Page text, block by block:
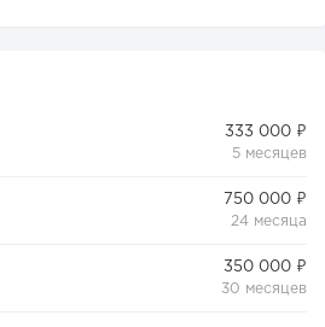
333 000 ₽
5 месяцев
750 000 ₽
24 месяца
350 000 ₽
30 месяцев